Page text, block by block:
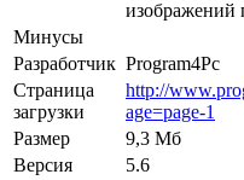
изображений
Минусы
Разработчик Program4Pc
Страница
загрузки
http://
age=page-1
Размер
9,3 Мб
Версия
5.6